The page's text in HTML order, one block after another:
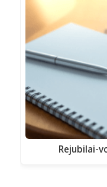
Rejubilai-